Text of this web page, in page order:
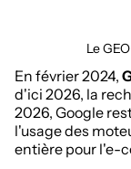
Le
En février 2024,
d'ici 2026, la
2026, Google
l'usage des
entière pour l'e-